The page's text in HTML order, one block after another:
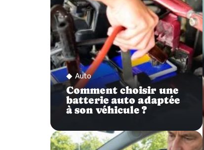
Auto
Comment choisir une
batterie auto adaptée
à son véhicule ?